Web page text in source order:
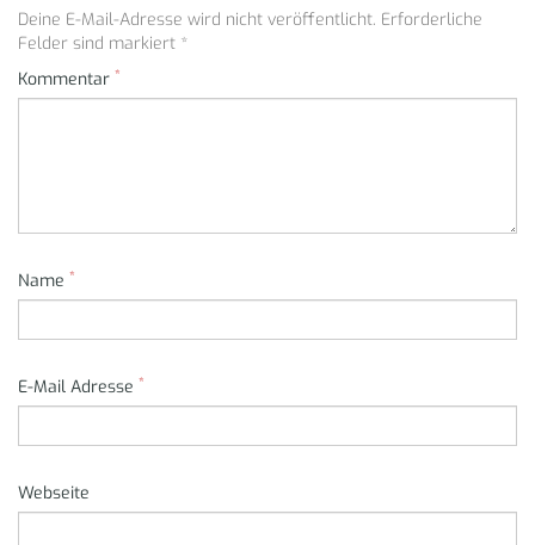
Deine E-Mail-Adresse wird nicht veröffentlicht. Erforderliche
Felder sind markiert *
Kommentar *
Name *
E-Mail Adresse *
Webseite